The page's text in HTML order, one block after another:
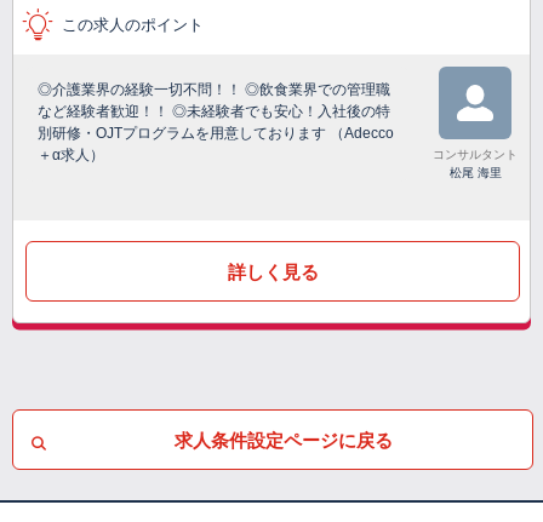
この求人のポイント
◎介護業界の経験一切不問！！ ◎飲食業界での管理職
など経験者歓迎！！ ◎未経験者でも安心！入社後の特
別研修・OJTプログラムを用意しております （Adecco
＋α求人）
コンサルタント
松尾 海里
詳しく見る
求人条件設定ページに戻る